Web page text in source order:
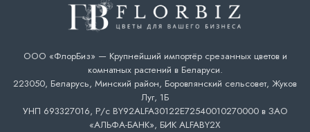
ООО «ФлорБиз» — Крупнейший импортёр срезанных цветов и
комнатных растений в Беларуси.
223050, Беларусь, Минский район, Боровлянский сельсовет, Жуков
Луг, 1Б
УНП 693327016, Р/с BY92ALFA30122E72540010270000 в ЗАО
«АЛЬФА-БАНК», БИК ALFABY2X